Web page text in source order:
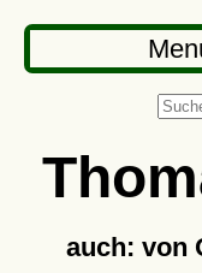
auch: von